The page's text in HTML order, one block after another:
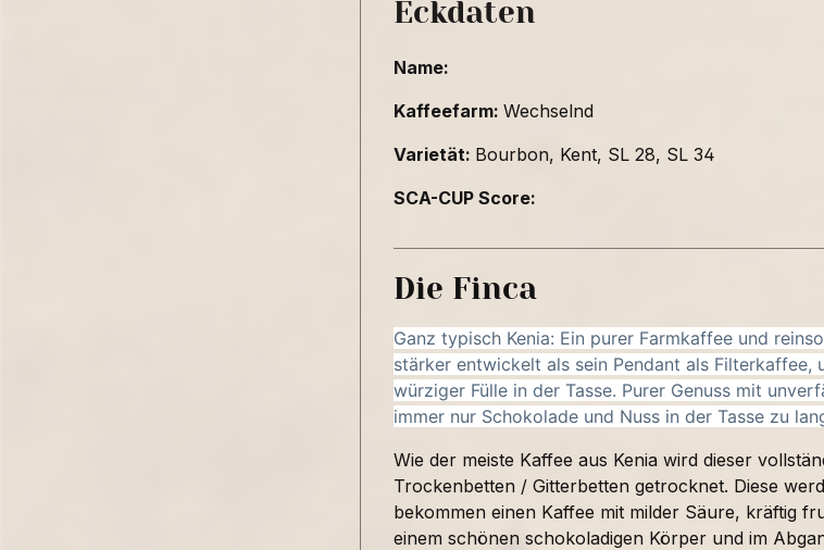
Eckdaten
Name:
Kaffeefarm: Wechselnd
Varietät: Bourbon, Kent, SL 28, SL 34
SCA-CUP Score:
Die Finca
Ganz typisch Kenia: Ein purer Farmkaffee und
stärker entwickelt als sein Pendant als
würziger Fülle in der Tasse. Purer Genuss mit
immer nur Schokolade und Nuss in der Tasse zu
Wie der meiste Kaffee aus Kenia wird dieser
Trockenbetten / Gitterbetten getrocknet. Diese
bekommen einen Kaffee mit milder Säure, kräftig
einem schönen schokoladigen Körper und im